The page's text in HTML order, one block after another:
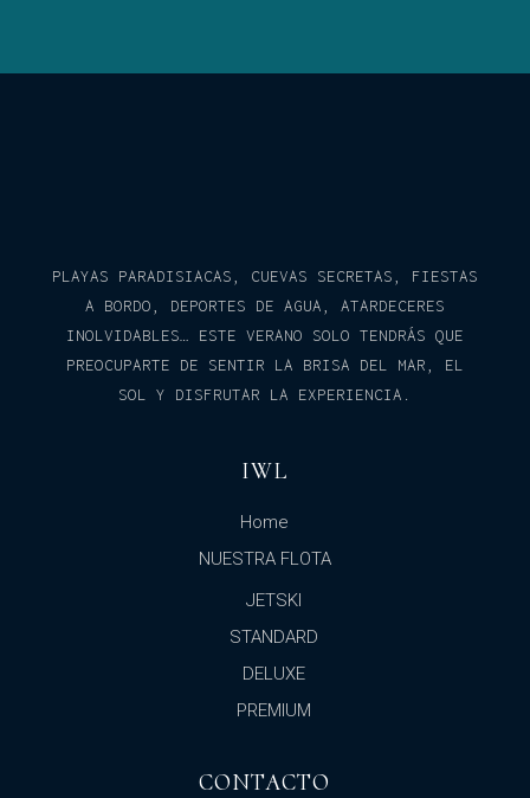
PLAYAS PARADISIACAS, CUEVAS SECRETAS, FIESTAS
A BORDO, DEPORTES DE AGUA, ATARDECERES
INOLVIDABLES… ESTE VERANO SOLO TENDRÁS QUE
PREOCUPARTE DE SENTIR LA BRISA DEL MAR, EL
SOL Y DISFRUTAR LA EXPERIENCIA.
IWL
Home
NUESTRA FLOTA
JETSKI
STANDARD
DELUXE
PREMIUM
CONTACTO